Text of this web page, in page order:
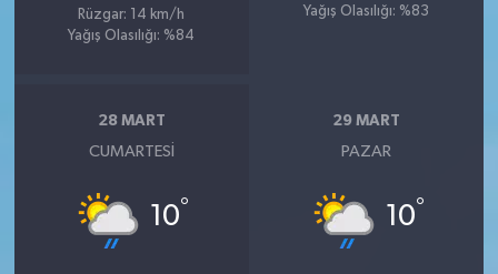
Rüzgar: 14 km/h
Yağış Olasılığı: %84
Yağış Olasılığı: %83
28 MART
CUMARTESI
10°
29 MART
PAZAR
10°